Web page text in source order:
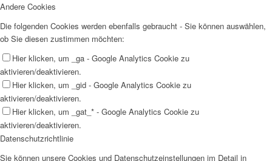
Andere Cookies
Die folgenden Cookies werden ebenfalls gebraucht - Sie können auswählen,
ob Sie diesen zustimmen möchten:
Hier klicken, um _ga - Google Analytics Cookie zu
aktivieren/deaktivieren.
Hier klicken, um _gid - Google Analytics Cookie zu
aktivieren/deaktivieren.
Hier klicken, um _gat_* - Google Analytics Cookie zu
aktivieren/deaktivieren.
Datenschutzrichtlinie
Sie können unsere Cookies und Datenschutzeinstellungen im Detail in